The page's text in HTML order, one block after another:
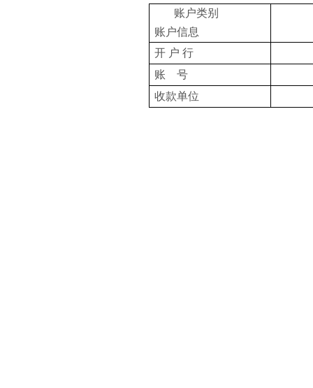
账户类别
账户信息
开 户 行
账
号
收款单位